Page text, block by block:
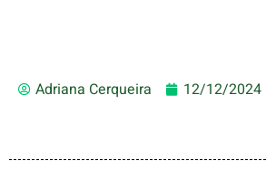
Adriana Cerqueira 12/12/2024